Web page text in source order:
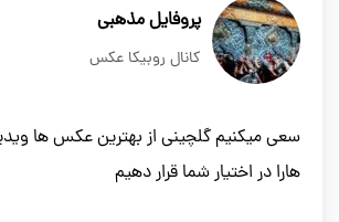
پروفایل مذهبی
کانال روبیکا عکس
سعی میکنیم گلچینی از بهترین عکس ها
هارا در اختیار شما قرار دهیم